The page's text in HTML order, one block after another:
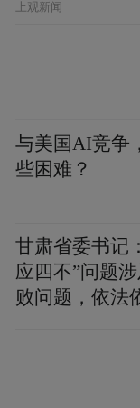
上观新闻
与美国AI竞争
些困难？
甘肃省委书记
应四不”问题
败问题，依法